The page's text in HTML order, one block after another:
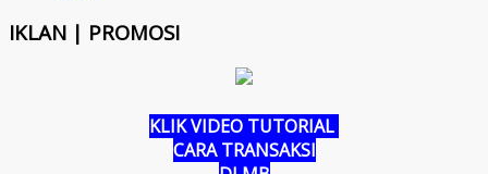
IKLAN | PROMOSI
KLIK VIDEO TUTORIAL
CARA TRANSAKSI